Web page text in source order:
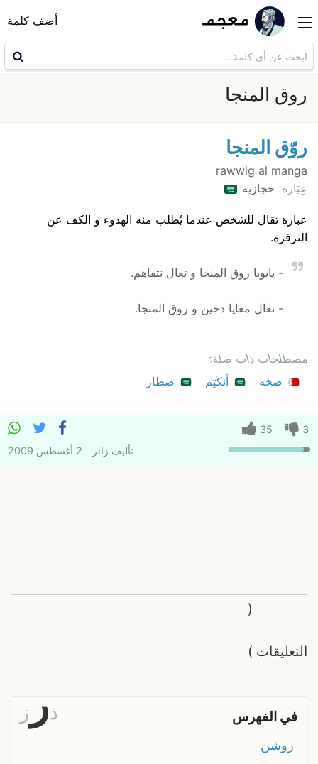
أضف كلمة
روق المنجا
روّق المنجا
rawwig al manga
عِبَارة حجازية
عبارة تقال للشخص عندما يُطلب منه الهدوء و الكف عن
النرفزة.
- يابويا روق المنجا و تعال نتفاهم.
- تعال معايا دحين و روق المنجا.
مصطلحات ذات صلة:
صخه
أَنكَتِم صطار
3
35
تأليف زائر 2 أغسطس 2009
التعليقات
(
)
في الفهرس ذر ز
روشن